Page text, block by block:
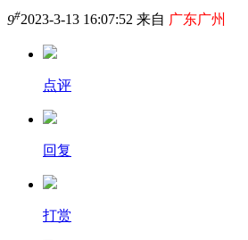
9#2023-3-13 16:07:52 来自 广东广州
点评
回复
打赏